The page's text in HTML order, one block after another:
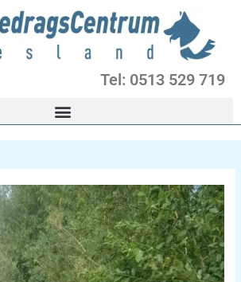
Tel: 0513 529 719